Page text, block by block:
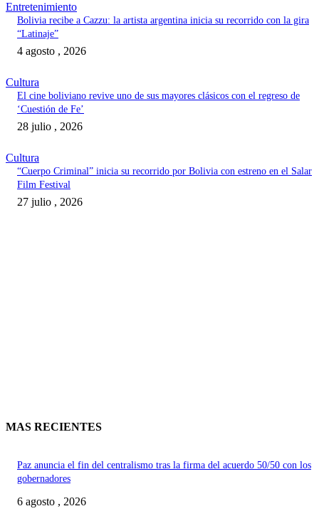
Entretenimiento
Bolivia recibe a Cazzu: la artista argentina inicia su recorrido con la gira
“Latinaje”
4 agosto , 2026
Cultura
El cine boliviano revive uno de sus mayores clásicos con el regreso de
‘Cuestión de Fe’
28 julio , 2026
Cultura
“Cuerpo Criminal” inicia su recorrido por Bolivia con estreno en el Salar
Film Festival
27 julio , 2026
MAS RECIENTES
Paz anuncia el fin del centralismo tras la firma del acuerdo 50/50 con los
gobernadores
6 agosto , 2026